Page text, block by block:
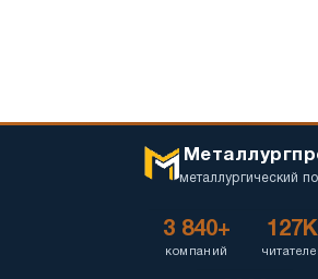
металлургический
3 840+
компаний
127K